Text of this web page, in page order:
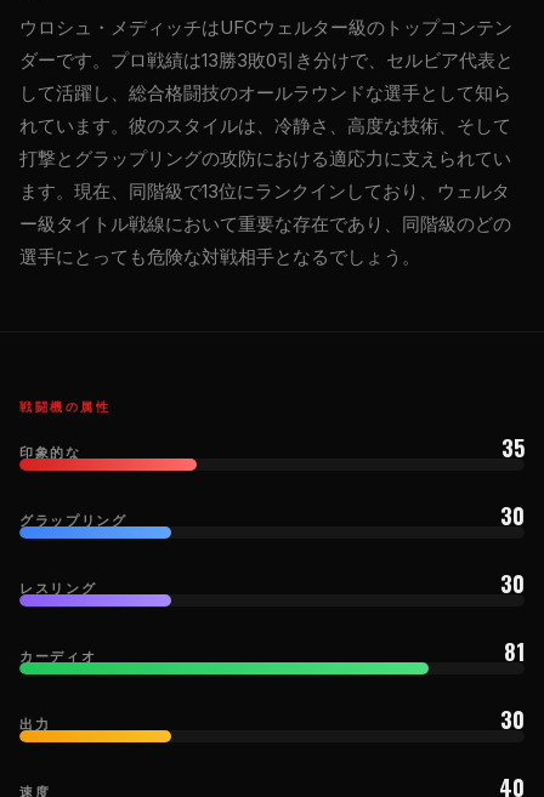
ウロシュ・メディッチはUFCウェルター級のトップコンテン
ダーです。プロ戦績は13勝3敗0引き分けで、セルビア代表と
して活躍し、総合格闘技のオールラウンドな選手として知ら
れています。彼のスタイルは、冷静さ、高度な技術、そして
打撃とグラップリングの攻防における適応力に支えられてい
ます。現在、同階級で13位にランクインしており、ウェルタ
ー級タイトル戦線において重要な存在であり、同階級のどの
選手にとっても危険な対戦相手となるでしょう。
戦闘機の属性
印象的な 35
グラップリング 30
レスリング 30
カーディオ 81
出力 30
速度 40